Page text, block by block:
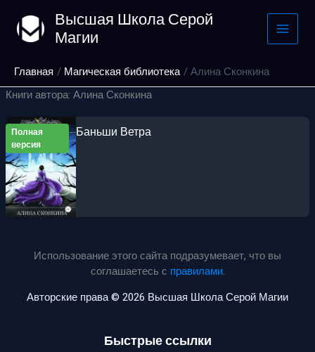
содержимому
Высшая Школа Серой
Магии
Главная Магическая библиотека
Алина Сконкина
Книги автора: Алина Сконкина
Полная
версия
Баньши Ветра
Использование этого сайта подразумевает, что вы
соглашаетесь с правилами.
Авторские права © 2026 Высшая Школа Серой Магии
Быстрые ссылки